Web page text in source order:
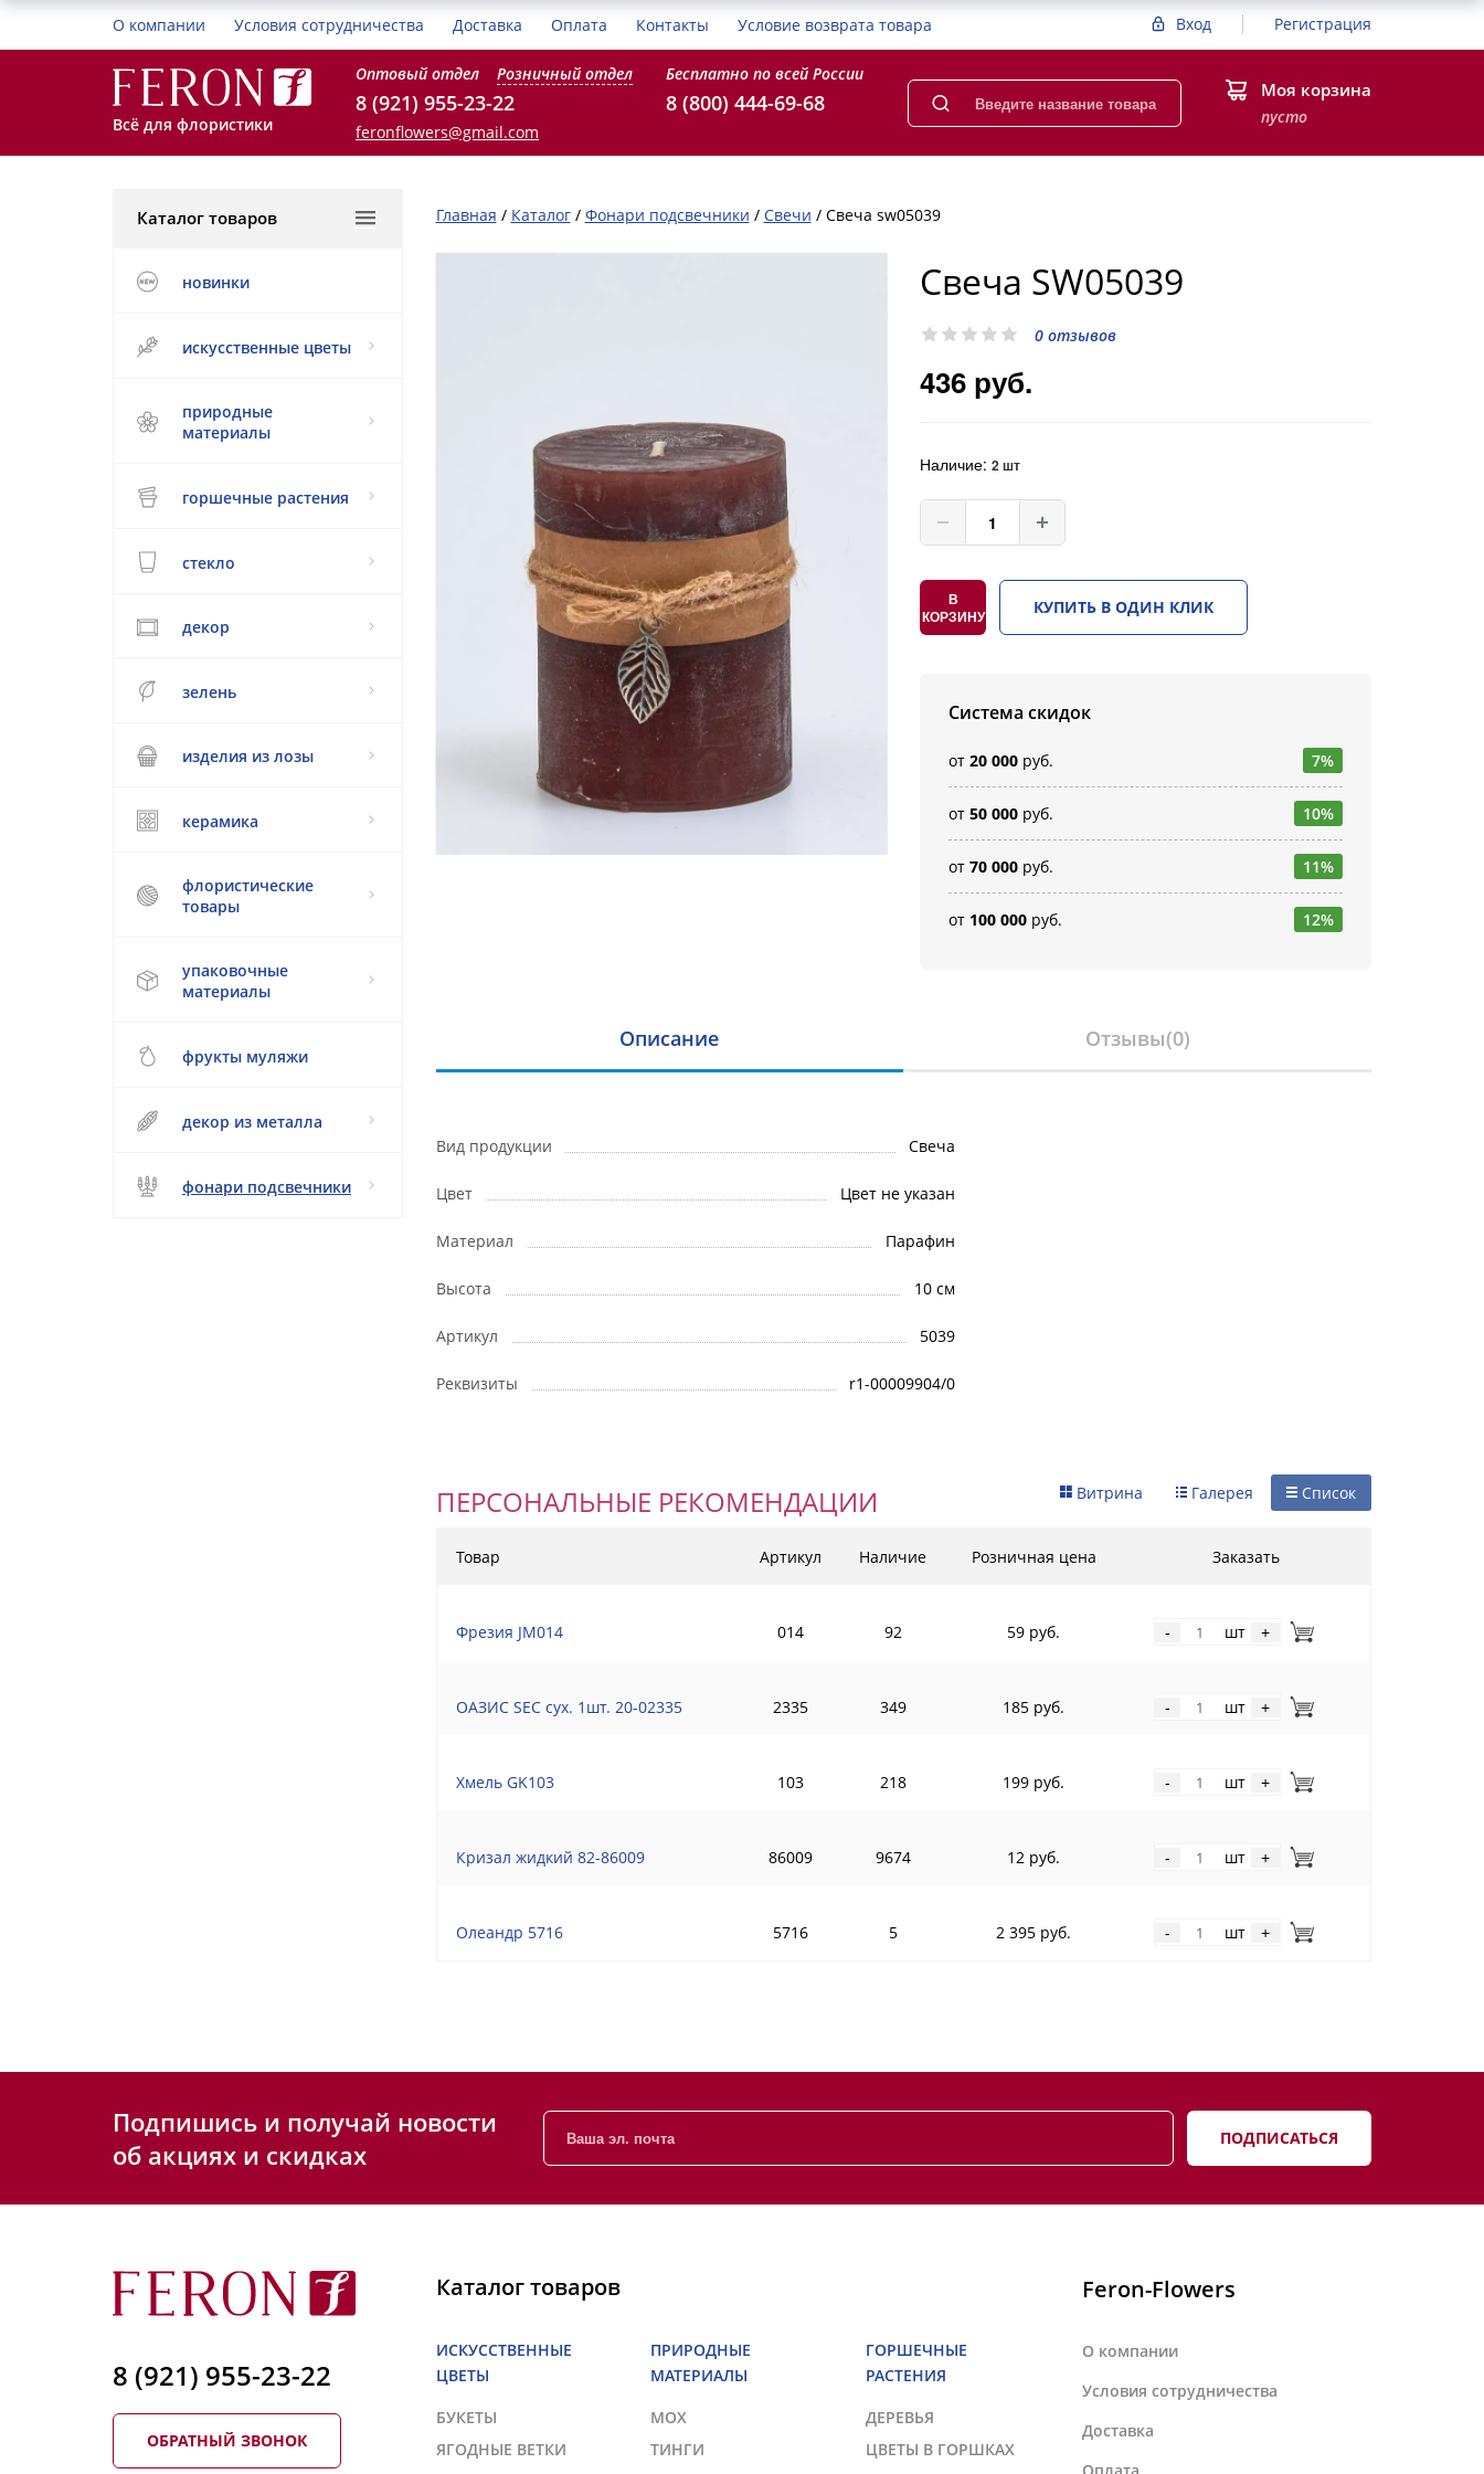
О компании Условия сотрудничества Доставка Оплата Контакты Условие возврата товара Вход Регистрация
Всё для флористики
Оптовый отдел Розничный отдел
8 (921) 955-23-22
feronflowers@gmail.com
Бесплатно по всей России
8 (800) 444-69-68 Моя корзина
пусто
Каталог товаров
новинки
искусственные цветы
природные
материалы
горшечные растения
стекло
декор
зелень
изделия из лозы
керамика
флористические
товары
упаковочные
материалы
фрукты муляжи
декор из металла
фонари подсвечники
Главная / Каталог / Фонари подсвечники / Свечи / Свеча sw05039
Свеча SW05039
0 отзывов
436 руб.
Наличие:2 шт
В
КОРЗИНУ
КУПИТЬ В ОДИН КЛИК
Система скидок
от20 000 руб. 7%
от50 000 руб. 10%
от70 000 руб. 11%
от 100 000 руб. 12%
Описание Отзывы(0)
Вид продукции Свеча
Цвет Цвет не указан
Материал Парафин
Высота 10 см
Артикул 5039
Реквизиты r1-00009904/0
ПЕРСОНАЛЬНЫЕ РЕКОМЕНДАЦИИ Список
Галерея
Витрина
Товар Артикул Наличие Розничная цена Заказать
Фрезия JM014 014 92 59 руб. - шт +
ОАЗИС SEC сух. 1шт. 20-02335 2335 349 185 руб. - шт +
Хмель GK103 103 218 199 руб. - шт +
Кризал жидкий 82-86009 86009 9674 12 руб. - шт +
Олеандр 5716 5716 5 2 395 руб. - шт +
Подпишись и получай новости
об акциях и скидках
ПОДПИСАТЬСЯ
8 (921) 955-23-22
ОБРАТНЫЙ ЗВОНОК
Каталог товаров
ИСКУССТВЕННЫЕ
ЦВЕТЫ
БУКЕТЫ
ЯГОДНЫЕ ВЕТКИ
ПРИРОДНЫЕ
МАТЕРИАЛЫ
МОХ
ТИНГИ
ГОРШЕЧНЫЕ
РАСТЕНИЯ
ДЕРЕВЬЯ
ЦВЕТЫ В ГОРШКАХ
Feron-Flowers
О компании
Условия сотрудничества
Доставка
Оплата